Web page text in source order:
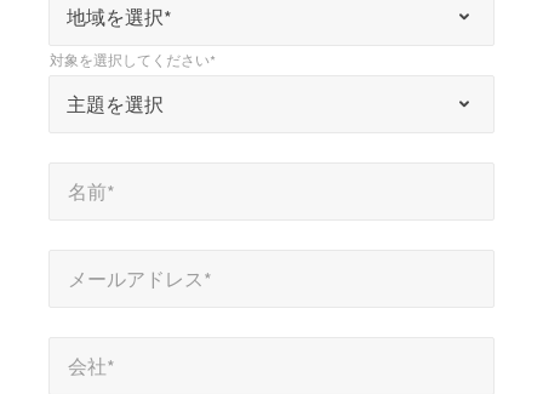
」
地域を選択*
主題を選択
対象を選択してください*
名前*
メールアドレス*
会社*